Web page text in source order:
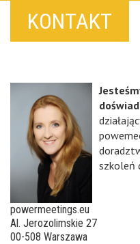
KONTAKT
szkoleń
powermeetings.eu
Al. Jerozolimskie 27
00-508 Warszawa